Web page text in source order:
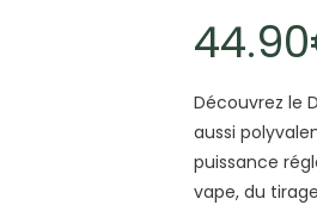
44.90
Découvrez le
aussi
puissance
vape, du